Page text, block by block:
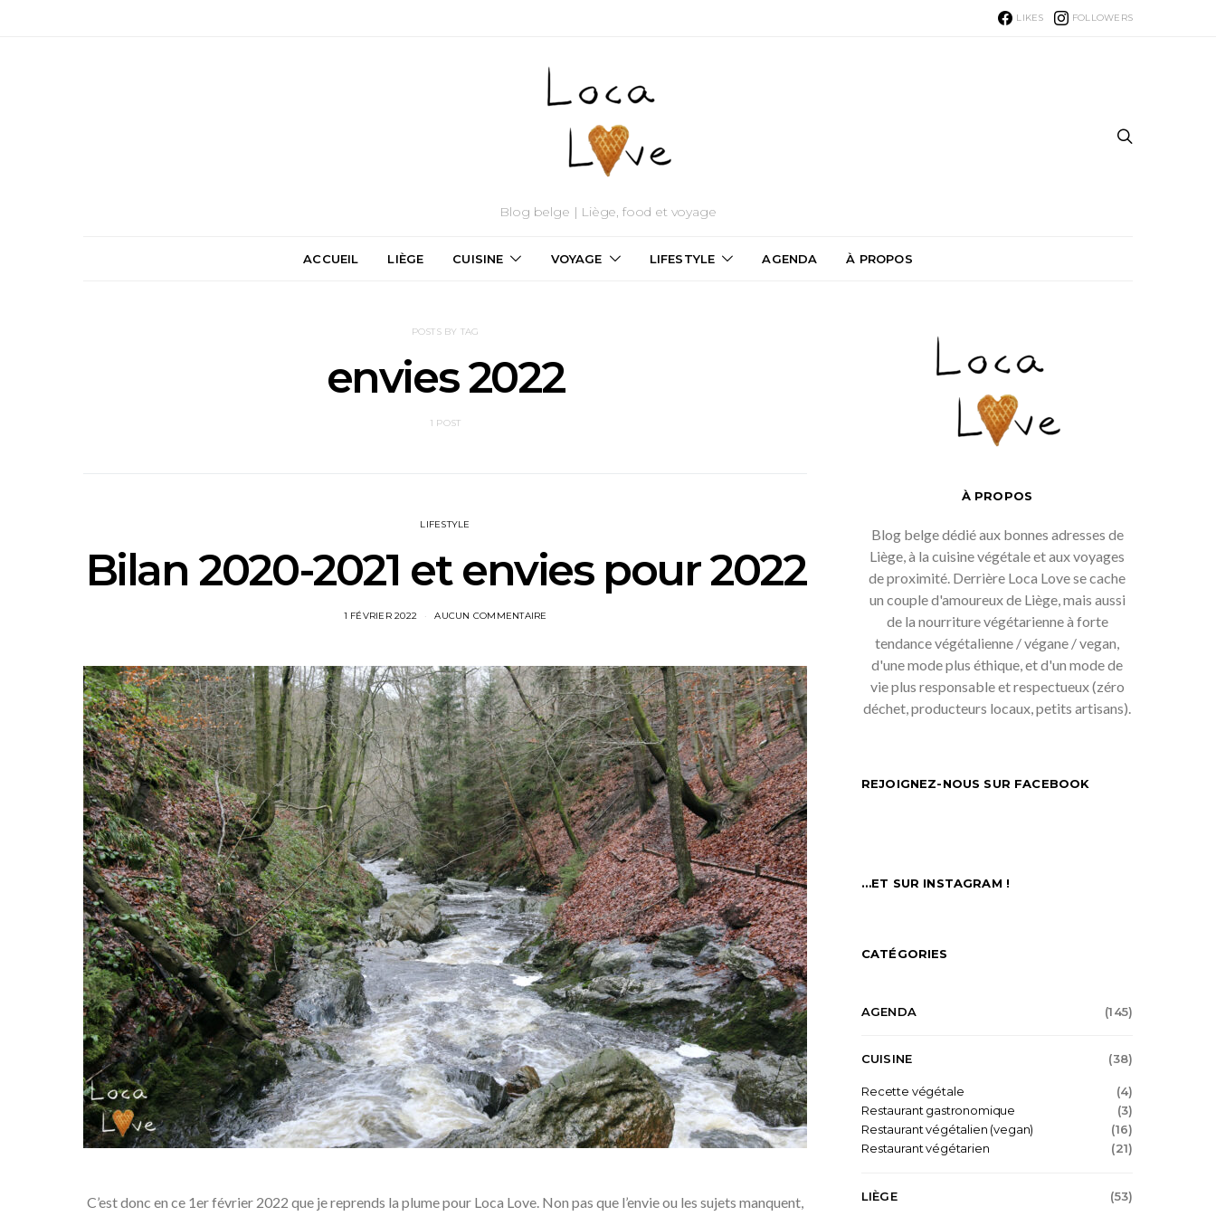
LIKES FOLLOWERS
Blog belge | Liège, food et voyage
ACCUEIL LIÈGE CUISINE VOYAGE LIFESTYLE AGENDA À PROPOS
POSTS BY TAG
envies 2022
1 POST
LIFESTYLE
Bilan 2020-2021 et envies pour 2022
1 FÉVRIER 2022 AUCUN COMMENTAIRE
C’est donc en ce 1er février 2022 que je reprends la plume pour Loca Love. Non pas que l’envie ou les sujets manquent,
À PROPOS
Blog belge dédié aux bonnes adresses de
Liège, à la cuisine végétale et aux voyages
de proximité. Derrière Loca Love se cache
un couple d'amoureux de Liège, mais aussi
de la nourriture végétarienne à forte
tendance végétalienne / végane / vegan,
d'une mode plus éthique, et d'un mode de
vie plus responsable et respectueux (zéro
déchet, producteurs locaux, petits artisans).
REJOIGNEZ-NOUS SUR FACEBOOK
…ET SUR INSTAGRAM !
CATÉGORIES
AGENDA (145)
CUISINE (38)
Recette végétale
(4)
Restaurant gastronomique
(3)
Restaurant végétalien (vegan)
(16)
Restaurant végétarien
(21)
LIÈGE (53)